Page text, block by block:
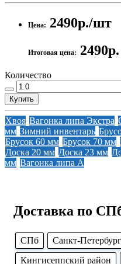
Цена: 2490р./шт
Итоговая цена: 2490р.
Количество
Купить
Хвоя Вагонка липа Экстра
мм Зимний инвентарь
Брусок 60 мм Брусок 70 мм
Доска 20 мм Доска 23 мм
мм Вагонка липа А
Доставка по
CПб Cанкт-Петербург
Кингисеппский район